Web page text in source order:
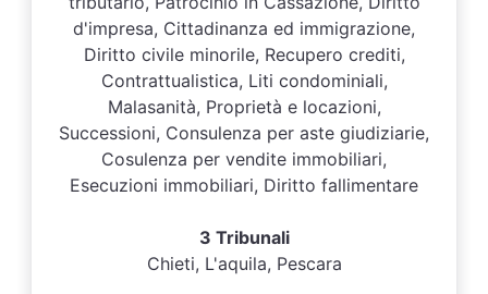
d'impresa, Cittadinanza ed immigrazione,
Diritto civile minorile, Recupero crediti,
Contrattualistica, Liti condominiali,
Malasanità, Proprietà e locazioni,
Successioni, Consulenza per aste giudiziarie,
Cosulenza per vendite immobiliari,
Esecuzioni immobiliari, Diritto fallimentare
3 Tribunali
Chieti, L'aquila, Pescara